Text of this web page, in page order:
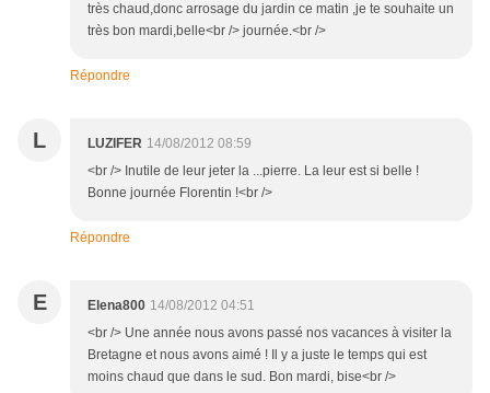
très chaud,donc arrosage du jardin ce matin ,je te souhaite un
très bon mardi,belle<br /> journée.<br />
Répondre
L LUZIFER 14/08/2012 08:59
<br /> Inutile de leur jeter la ...pierre. La leur est si belle !
Bonne journée Florentin !<br />
Répondre
E Elena800 14/08/2012 04:51
<br /> Une année nous avons passé nos vacances à visiter la
Bretagne et nous avons aimé ! Il y a juste le temps qui est
moins chaud que dans le sud. Bon mardi, bise<br />